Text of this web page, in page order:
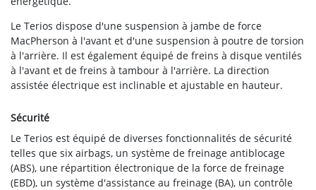
Le Terios dispose d'une suspension à jambe de force
MacPherson à l'avant et d'une suspension à poutre de torsion
à l'arrière. Il est également équipé de freins à disque ventilés
à l'avant et de freins à tambour à l'arrière. La direction
assistée électrique est inclinable et ajustable en hauteur.
Sécurité
Le Terios est équipé de diverses fonctionnalités de sécurité
telles que six airbags, un système de freinage antiblocage
(ABS), une répartition électronique de la force de freinage
(EBD), un système d'assistance au freinage (BA), un contrôle